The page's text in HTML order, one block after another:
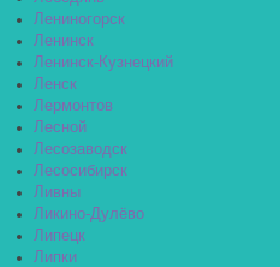
Лениногорск
Ленинск
Ленинск-Кузнецкий
Ленск
Лермонтов
Лесной
Лесозаводск
Лесосибирск
Ливны
Ликино-Дулёво
Липецк
Липки